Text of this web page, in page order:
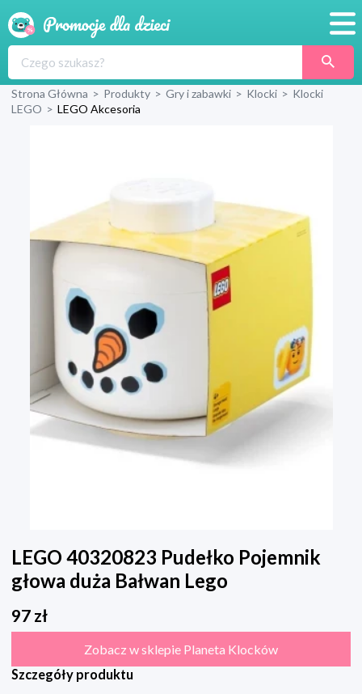
Produkty
Strona Główna > Produkty > Gry i zabawki > Klocki > Klocki
LEGO > LEGO Akcesoria
LEGO 40320823 Pudełko Pojemnik
głowa duża Bałwan Lego
97 zł
Zobacz w sklepie Planeta Klocków
Szczegóły produktu